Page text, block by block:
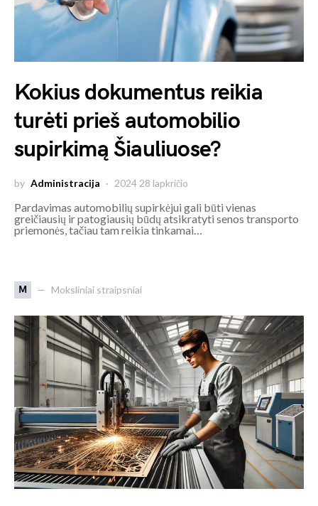
Kokius dokumentus reikia
turėti prieš automobilio
supirkimą Šiauliuose?
by Administracija 2024 28 lapkričio
Pardavimas automobilių supirkėjui gali būti vienas
greičiausių ir patogiausių būdų atsikratyti senos transporto
priemonės, tačiau tam reikia tinkamai…
M Moksliniai straipsniai